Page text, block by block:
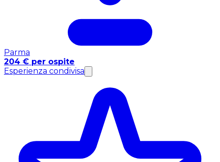
Parma
204 € per ospite
Esperienza condivisa